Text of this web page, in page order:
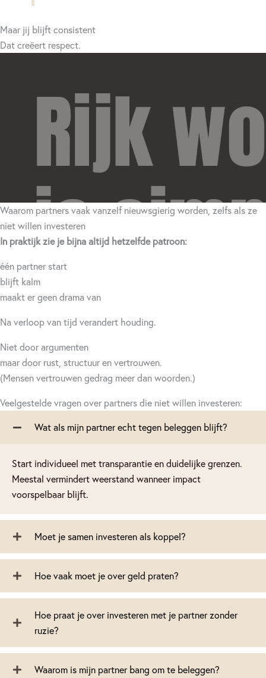
Maar jij blijft consistent
Dat creëert respect.
Waarom partners vaak vanzelf nieuwsgierig worden, zelfs als ze
niet willen investeren
In praktijk zie je bijna altijd hetzelfde patroon:
één partner start
blijft kalm
maakt er geen drama van
Na verloop van tijd verandert houding.
Niet door argumenten
maar door rust, structuur en vertrouwen.
(Mensen vertrouwen gedrag meer dan woorden.)
Veelgestelde vragen over partners die niet willen investeren:
Wat als mijn partner echt tegen beleggen blijft?
Start individueel met transparantie en duidelijke grenzen.
Meestal vermindert weerstand wanneer impact
voorspelbaar blijft.
Moet je samen investeren als koppel?
Hoe vaak moet je over geld praten?
Hoe praat je over investeren met je partner zonder
ruzie?
Waarom is mijn partner bang om te beleggen?